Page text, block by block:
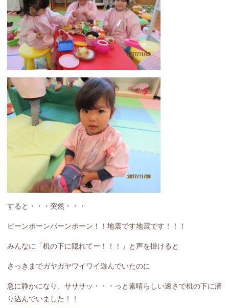
すると・・・突然・・・
ピーンポーンパーンポーン！！地震です地震です！！！
みんなに「机の下に隠れてー！！！」と声を掛けると
さっきまでガヤガヤワイワイ遊んでいたのに
急に静かになり、サササッ・・・っと素晴らしい速さで机の下に潜
り込んでいました！！